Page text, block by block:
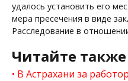
удалось установить его
мера пресечения в виде
Расследование в
Читайте также
В Астрахани за